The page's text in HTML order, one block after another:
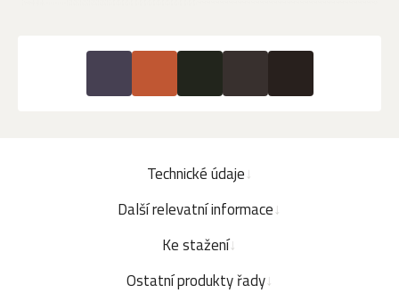
Technické údaje
Další relevatní informace
Ke stažení
Ostatní produkty řady